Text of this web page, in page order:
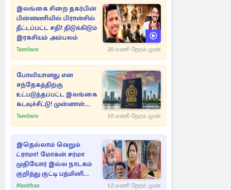
இலங்கை சிறை தகர்பின்
பின்னணியில் பிரான்சில்
தீட்டப்பட்ட சதி! திடுக்கிடும்
இரகசியம் அம்பலம்
Tamilwin 20 மணி நேரம் முன்
போலியானது என
சந்தேகத்திற்கு
உட்படுத்தப்பட்ட இலங்கை
கடவுச்சீட்டு! முன்னாள்
எம்.பிக்கு
சிக்கல்
Tamilwin 10 மணி நேரம் முன்
இதெல்லாம் வெறும்
ட்ராமா! மோகன் சர்மா
முதியோர் இல்ல நாடகம்
குறித்து குட்டி பத்மினி
பரபரப்பு பேட்டி
Manithan 12 மணி நேரம் முன்